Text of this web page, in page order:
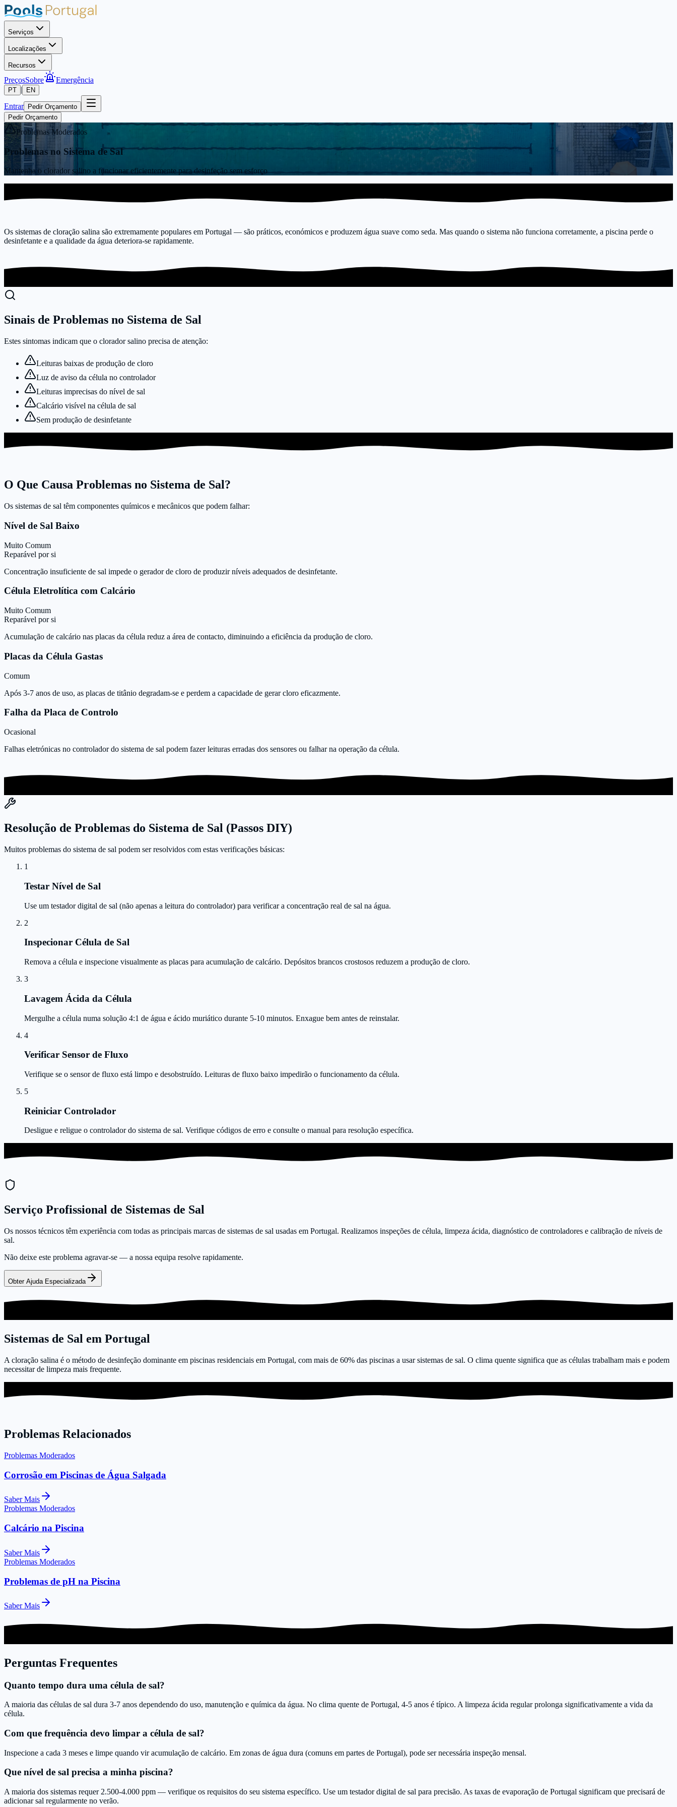
Serviços
Localizações
Recursos
PreçosSobre Emergência
PT | EN
Entrar
Pedir Orçamento
Pedir Orçamento
Problemas Moderados
Problemas no Sistema de Sal
Mantenha o clorador salino a funcionar eficientemente para desinfeção sem esforço
Os sistemas de cloração salina são extremamente populares em Portugal — são práticos, económicos e produzem água suave como seda. Mas quando o sistema não funciona corretamente, a piscina perde o
desinfetante e a qualidade da água deteriora-se rapidamente.
Sinais de Problemas no Sistema de Sal
Estes sintomas indicam que o clorador salino precisa de atenção:
Leituras baixas de produção de cloro
Luz de aviso da célula no controlador
Leituras imprecisas do nível de sal
Calcário visível na célula de sal
Sem produção de desinfetante
O Que Causa Problemas no Sistema de Sal?
Os sistemas de sal têm componentes químicos e mecânicos que podem falhar:
Nível de Sal Baixo
Muito Comum
Reparável por si
Concentração insuficiente de sal impede o gerador de cloro de produzir níveis adequados de desinfetante.
Célula Eletrolítica com Calcário
Muito Comum
Reparável por si
Acumulação de calcário nas placas da célula reduz a área de contacto, diminuindo a eficiência da produção de cloro.
Placas da Célula Gastas
Comum
Após 3-7 anos de uso, as placas de titânio degradam-se e perdem a capacidade de gerar cloro eficazmente.
Falha da Placa de Controlo
Ocasional
Falhas eletrónicas no controlador do sistema de sal podem fazer leituras erradas dos sensores ou falhar na operação da célula.
Resolução de Problemas do Sistema de Sal (Passos DIY)
Muitos problemas do sistema de sal podem ser resolvidos com estas verificações básicas:
1
Testar Nível de Sal
Use um testador digital de sal (não apenas a leitura do controlador) para verificar a concentração real de sal na água.
2
Inspecionar Célula de Sal
Remova a célula e inspecione visualmente as placas para acumulação de calcário. Depósitos brancos crostosos reduzem a produção de cloro.
3
Lavagem Ácida da Célula
Mergulhe a célula numa solução 4:1 de água e ácido muriático durante 5-10 minutos. Enxague bem antes de reinstalar.
4
Verificar Sensor de Fluxo
Verifique se o sensor de fluxo está limpo e desobstruído. Leituras de fluxo baixo impedirão o funcionamento da célula.
5
Reiniciar Controlador
Desligue e religue o controlador do sistema de sal. Verifique códigos de erro e consulte o manual para resolução específica.
Serviço Profissional de Sistemas de Sal
Os nossos técnicos têm experiência com todas as principais marcas de sistemas de sal usadas em Portugal. Realizamos inspeções de célula, limpeza ácida, diagnóstico de controladores e calibração de níveis de
sal.
Não deixe este problema agravar-se — a nossa equipa resolve rapidamente.
Obter Ajuda Especializada
Sistemas de Sal em Portugal
A cloração salina é o método de desinfeção dominante em piscinas residenciais em Portugal, com mais de 60% das piscinas a usar sistemas de sal. O clima quente significa que as células trabalham mais e podem
necessitar de limpeza mais frequente.
Problemas Relacionados
Problemas Moderados
Corrosão em Piscinas de Água Salgada
Saber Mais
Problemas Moderados
Calcário na Piscina
Saber Mais
Problemas Moderados
Problemas de pH na Piscina
Saber Mais
Perguntas Frequentes
Quanto tempo dura uma célula de sal?
A maioria das células de sal dura 3-7 anos dependendo do uso, manutenção e química da água. No clima quente de Portugal, 4-5 anos é típico. A limpeza ácida regular prolonga significativamente a vida da
célula.
Com que frequência devo limpar a célula de sal?
Inspecione a cada 3 meses e limpe quando vir acumulação de calcário. Em zonas de água dura (comuns em partes de Portugal), pode ser necessária inspeção mensal.
Que nível de sal precisa a minha piscina?
A maioria dos sistemas requer 2.500-4.000 ppm — verifique os requisitos do seu sistema específico. Use um testador digital de sal para precisão. As taxas de evaporação de Portugal significam que precisará de
adicionar sal regularmente no verão.